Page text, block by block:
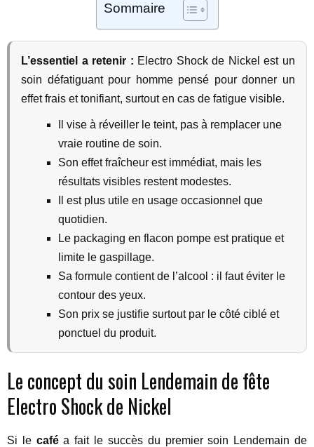
Sommaire
L’essentiel a retenir : Electro Shock de Nickel est un
soin défatiguant pour homme pensé pour donner un
effet frais et tonifiant, surtout en cas de fatigue visible.
Il vise à réveiller le teint, pas à remplacer une
vraie routine de soin.
Son effet fraîcheur est immédiat, mais les
résultats visibles restent modestes.
Il est plus utile en usage occasionnel que
quotidien.
Le packaging en flacon pompe est pratique et
limite le gaspillage.
Sa formule contient de l’alcool : il faut éviter le
contour des yeux.
Son prix se justifie surtout par le côté ciblé et
ponctuel du produit.
Le concept du soin Lendemain de fête
Electro Shock de Nickel
Si le caféa fait le succès du premier soin Lendemain de